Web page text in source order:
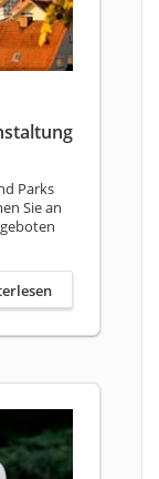
Parks
Sie an